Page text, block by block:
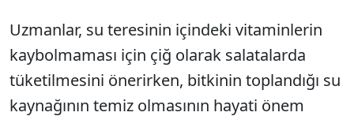
Uzmanlar, su teresinin içindeki vitaminlerin
kaybolmaması için çiğ olarak salatalarda
tüketilmesini önerirken, bitkinin toplandığı su
kaynağının temiz olmasının hayati önem